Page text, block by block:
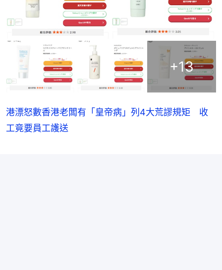
+13
港漂怒數香港老闆有「皇帝病」列4大荒謬規矩 收
工竟要員工護送